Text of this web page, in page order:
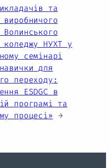
та
виробничого
Волинського
коледжу НУХТ у
семінарі
для
переходу:
ESDGC в
програмі та
процесі» →